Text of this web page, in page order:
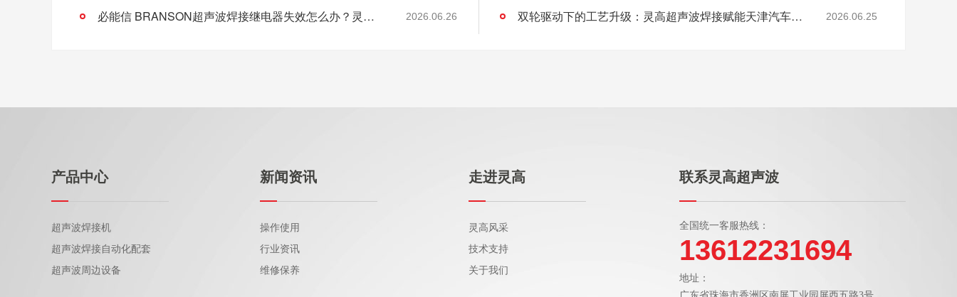
必能信 BRANSON超声波焊接继电器失效怎么办？灵高超声波“四步维修法”精准破局 2026.06.26 双轮驱动下的工艺升级：灵高超声波焊接赋能天津汽车与电子产业 2026.06.25
产品中心
超声波焊接机
超声波焊接自动化配套
超声波周边设备
新闻资讯
操作使用
行业资讯
维修保养
走进灵高
灵高风采
技术支持
关于我们
联系灵高超声波
全国统一客服热线：
13612231694
地址：